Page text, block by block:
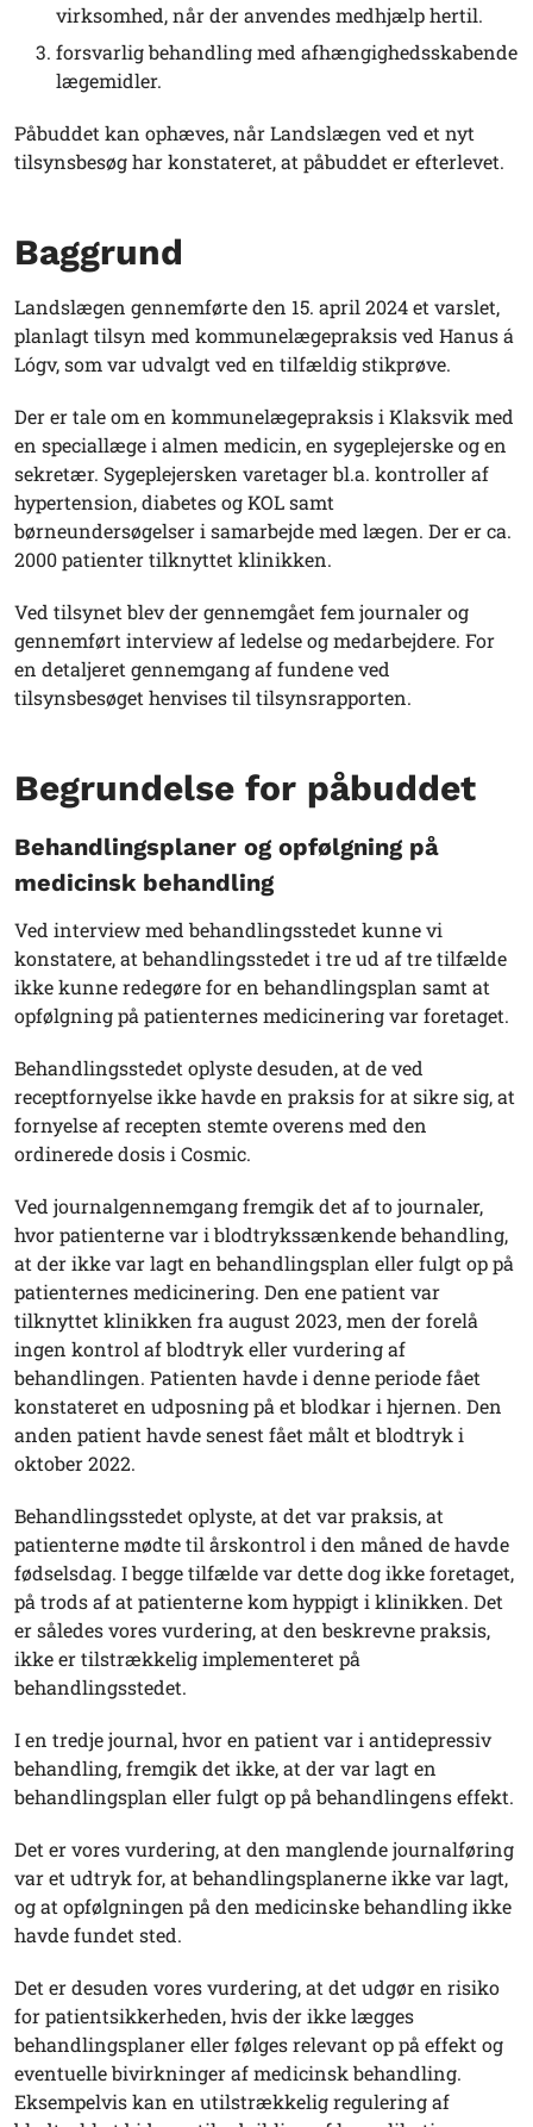
virksomhed, når der anvendes medhjælp hertil.
forsvarlig behandling med afhængighedsskabende
lægemidler.
Påbuddet kan ophæves, når Landslægen ved et nyt
tilsynsbesøg har konstateret, at påbuddet er efterlevet.
Baggrund
Landslægen gennemførte den 15. april 2024 et varslet,
planlagt tilsyn med kommunelægepraksis ved Hanus á
Lógv, som var udvalgt ved en tilfældig stikprøve.
Der er tale om en kommunelægepraksis i Klaksvik med
en speciallæge i almen medicin, en sygeplejerske og en
sekretær. Sygeplejersken varetager bl.a. kontroller af
hypertension, diabetes og KOL samt
børneundersøgelser i samarbejde med lægen. Der er ca.
2000 patienter tilknyttet klinikken.
Ved tilsynet blev der gennemgået fem journaler og
gennemført interview af ledelse og medarbejdere. For
en detaljeret gennemgang af fundene ved
tilsynsbesøget henvises til tilsynsrapporten.
Begrundelse for påbuddet
Behandlingsplaner og opfølgning på
medicinsk behandling
Ved interview med behandlingsstedet kunne vi
konstatere, at behandlingsstedet i tre ud af tre tilfælde
ikke kunne redegøre for en behandlingsplan samt at
opfølgning på patienternes medicinering var foretaget.
Behandlingsstedet oplyste desuden, at de ved
receptfornyelse ikke havde en praksis for at sikre sig, at
fornyelse af recepten stemte overens med den
ordinerede dosis i Cosmic.
Ved journalgennemgang fremgik det af to journaler,
hvor patienterne var i blodtrykssænkende behandling,
at der ikke var lagt en behandlingsplan eller fulgt op på
patienternes medicinering. Den ene patient var
tilknyttet klinikken fra august 2023, men der forelå
ingen kontrol af blodtryk eller vurdering af
behandlingen. Patienten havde i denne periode fået
konstateret en udposning på et blodkar i hjernen. Den
anden patient havde senest fået målt et blodtryk i
oktober 2022.
Behandlingsstedet oplyste, at det var praksis, at
patienterne mødte til årskontrol i den måned de havde
fødselsdag. I begge tilfælde var dette dog ikke foretaget,
på trods af at patienterne kom hyppigt i klinikken. Det
er således vores vurdering, at den beskrevne praksis,
ikke er tilstrækkelig implementeret på
behandlingsstedet.
I en tredje journal, hvor en patient var i antidepressiv
behandling, fremgik det ikke, at der var lagt en
behandlingsplan eller fulgt op på behandlingens effekt.
Det er vores vurdering, at den manglende journalføring
var et udtryk for, at behandlingsplanerne ikke var lagt,
og at opfølgningen på den medicinske behandling ikke
havde fundet sted.
Det er desuden vores vurdering, at det udgør en risiko
for patientsikkerheden, hvis der ikke lægges
behandlingsplaner eller følges relevant op på effekt og
eventuelle bivirkninger af medicinsk behandling.
Eksempelvis kan en utilstrækkelig regulering af